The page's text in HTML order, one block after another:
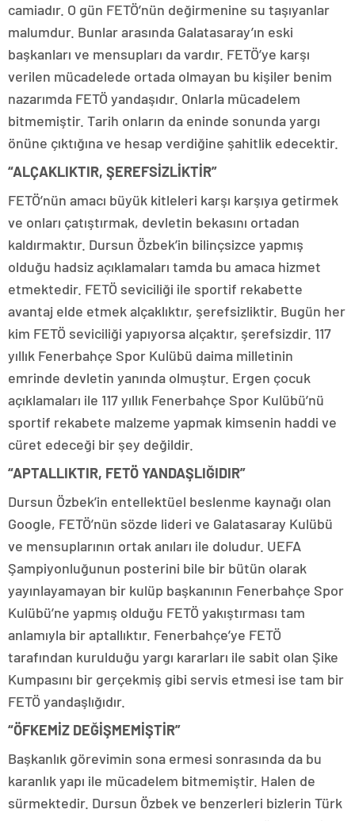
camiadır. O gün FETÖ’nün değirmenine su taşıyanlar
malumdur. Bunlar arasında Galatasaray’ın eski
başkanları ve mensupları da vardır. FETÖ’ye karşı
verilen mücadelede ortada olmayan bu kişiler benim
nazarımda FETÖ yandaşıdır. Onlarla mücadelem
bitmemiştir. Tarih onların da eninde sonunda yargı
önüne çıktığına ve hesap verdiğine şahitlik edecektir.
“ALÇAKLIKTIR, ŞEREFSİZLİKTİR”
FETÖ’nün amacı büyük kitleleri karşı karşıya getirmek
ve onları çatıştırmak, devletin bekasını ortadan
kaldırmaktır. Dursun Özbek’in bilinçsizce yapmış
olduğu hadsiz açıklamaları tamda bu amaca hizmet
etmektedir. FETÖ seviciliği ile sportif rekabette
avantaj elde etmek alçaklıktır, şerefsizliktir. Bugün her
kim FETÖ seviciliği yapıyorsa alçaktır, şerefsizdir. 117
yıllık Fenerbahçe Spor Kulübü daima milletinin
emrinde devletin yanında olmuştur. Ergen çocuk
açıklamaları ile 117 yıllık Fenerbahçe Spor Kulübü’nü
sportif rekabete malzeme yapmak kimsenin haddi ve
cüret edeceği bir şey değildir.
“APTALLIKTIR, FETÖ YANDAŞLIĞIDIR”
Dursun Özbek’in entellektüel beslenme kaynağı olan
Google, FETÖ’nün sözde lideri ve Galatasaray Kulübü
ve mensuplarının ortak anıları ile doludur. UEFA
Şampiyonluğunun posterini bile bir bütün olarak
yayınlayamayan bir kulüp başkanının Fenerbahçe Spor
Kulübü’ne yapmış olduğu FETÖ yakıştırması tam
anlamıyla bir aptallıktır. Fenerbahçe’ye FETÖ
tarafından kurulduğu yargı kararları ile sabit olan Şike
Kumpasını bir gerçekmiş gibi servis etmesi ise tam bir
FETÖ yandaşlığıdır.
“ÖFKEMİZ DEĞİŞMEMİŞTİR”
Başkanlık görevimin sona ermesi sonrasında da bu
karanlık yapı ile mücadelem bitmemiştir. Halen de
sürmektedir. Dursun Özbek ve benzerleri bizlerin Türk